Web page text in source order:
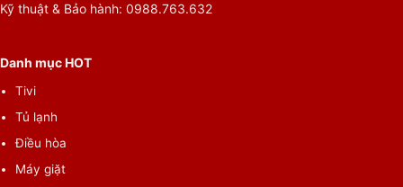
Kỹ thuật & Bảo hành: 0988.763.632
Danh mục HOT
Tivi
Tủ lạnh
Điều hòa
Máy giặt